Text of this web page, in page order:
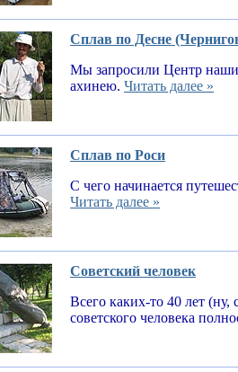
Сплав по Десне
Мы запросили Центр наши
ахинею. Читать далее »
Сплав по Роси
С чего начинается
Читать далее »
Советский человек
Всего каких-то 40 лет
советского человека